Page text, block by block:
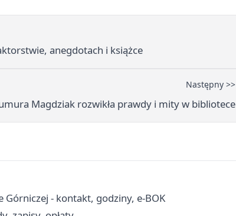
anegdotach i książce
Następny >>
Magdziak rozwikła prawdy i mity w bibliotece
- kontakt, godziny, e-BOK